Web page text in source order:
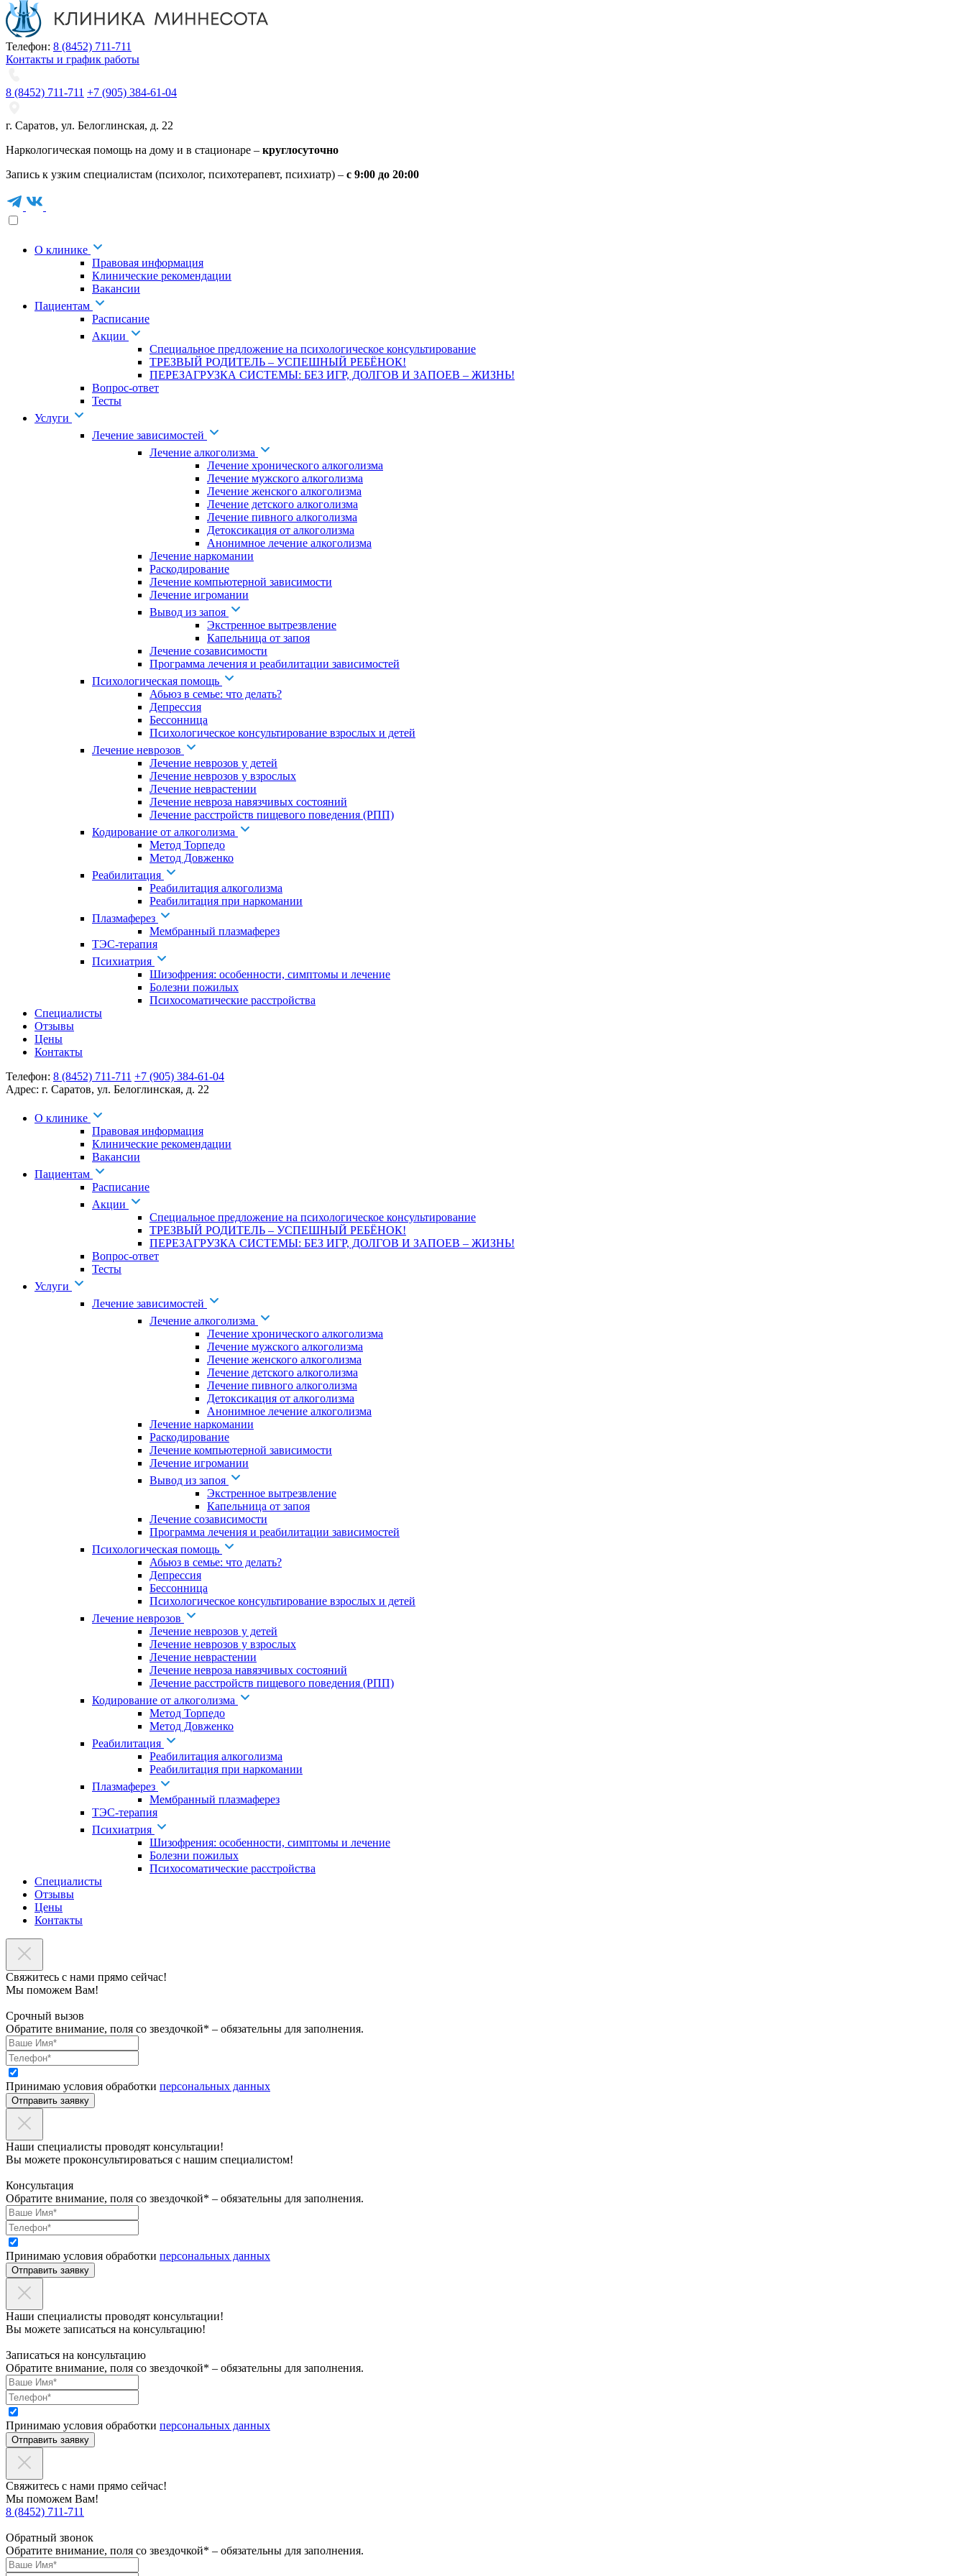
Телефон: 8 (8452) 711-711
Контакты и график работы
8 (8452) 711-711 +7 (905) 384-61-04
г. Саратов, ул. Белоглинская, д. 22
Наркологическая помощь на дому и в стационаре – круглосуточно
Запись к узким специалистам (психолог, психотерапевт, психиатр) – с 9:00 до 20:00
О клинике
Правовая информация
Клинические рекомендации
Вакансии
Пациентам
Расписание
Акции
Специальное предложение на психологическое консультирование
ТРЕЗВЫЙ РОДИТЕЛЬ – УСПЕШНЫЙ РЕБЁНОК!
ПЕРЕЗАГРУЗКА СИСТЕМЫ: БЕЗ ИГР, ДОЛГОВ И ЗАПОЕВ – ЖИЗНЬ!
Вопрос-ответ
Тесты
Услуги
Лечение зависимостей
Лечение алкоголизма
Лечение хронического алкоголизма
Лечение мужского алкоголизма
Лечение женского алкоголизма
Лечение детского алкоголизма
Лечение пивного алкоголизма
Детоксикация от алкоголизма
Анонимное лечение алкоголизма
Лечение наркомании
Раскодирование
Лечение компьютерной зависимости
Лечение игромании
Вывод из запоя
Экстренное вытрезвление
Капельница от запоя
Лечение созависимости
Программа лечения и реабилитации зависимостей
Психологическая помощь
Абьюз в семье: что делать?
Депрессия
Бессонница
Психологическое консультирование взрослых и детей
Лечение неврозов
Лечение неврозов у детей
Лечение неврозов у взрослых
Лечение неврастении
Лечение невроза навязчивых состояний
Лечение расстройств пищевого поведения (РПП)
Кодирование от алкоголизма
Метод Торпедо
Метод Довженко
Реабилитация
Реабилитация алкоголизма
Реабилитация при наркомании
Плазмаферез
Мембранный плазмаферез
ТЭС-терапия
Психиатрия
Шизофрения: особенности, симптомы и лечение
Болезни пожилых
Психосоматические расстройства
Специалисты
Отзывы
Цены
Контакты
Телефон: 8 (8452) 711-711 +7 (905) 384-61-04
Адрес: г. Саратов, ул. Белоглинская, д. 22
О клинике
Правовая информация
Клинические рекомендации
Вакансии
Пациентам
Расписание
Акции
Специальное предложение на психологическое консультирование
ТРЕЗВЫЙ РОДИТЕЛЬ – УСПЕШНЫЙ РЕБЁНОК!
ПЕРЕЗАГРУЗКА СИСТЕМЫ: БЕЗ ИГР, ДОЛГОВ И ЗАПОЕВ – ЖИЗНЬ!
Вопрос-ответ
Тесты
Услуги
Лечение зависимостей
Лечение алкоголизма
Лечение хронического алкоголизма
Лечение мужского алкоголизма
Лечение женского алкоголизма
Лечение детского алкоголизма
Лечение пивного алкоголизма
Детоксикация от алкоголизма
Анонимное лечение алкоголизма
Лечение наркомании
Раскодирование
Лечение компьютерной зависимости
Лечение игромании
Вывод из запоя
Экстренное вытрезвление
Капельница от запоя
Лечение созависимости
Программа лечения и реабилитации зависимостей
Психологическая помощь
Абьюз в семье: что делать?
Депрессия
Бессонница
Психологическое консультирование взрослых и детей
Лечение неврозов
Лечение неврозов у детей
Лечение неврозов у взрослых
Лечение неврастении
Лечение невроза навязчивых состояний
Лечение расстройств пищевого поведения (РПП)
Кодирование от алкоголизма
Метод Торпедо
Метод Довженко
Реабилитация
Реабилитация алкоголизма
Реабилитация при наркомании
Плазмаферез
Мембранный плазмаферез
ТЭС-терапия
Психиатрия
Шизофрения: особенности, симптомы и лечение
Болезни пожилых
Психосоматические расстройства
Специалисты
Отзывы
Цены
Контакты
Свяжитесь с нами прямо сейчас!
Мы поможем Вам!
Срочный вызов
Обратите внимание, поля со звездочкой* – обязательны для заполнения.
Принимаю условия обработки персональных данных
Отправить заявку
Наши специалисты проводят консультации!
Вы можете проконсультироваться с нашим специалистом!
Консультация
Обратите внимание, поля со звездочкой* – обязательны для заполнения.
Принимаю условия обработки персональных данных
Отправить заявку
Наши специалисты проводят консультации!
Вы можете записаться на консультацию!
Записаться на консультацию
Обратите внимание, поля со звездочкой* – обязательны для заполнения.
Принимаю условия обработки персональных данных
Отправить заявку
Свяжитесь с нами прямо сейчас!
Мы поможем Вам!
8 (8452) 711-711
Обратный звонок
Обратите внимание, поля со звездочкой* – обязательны для заполнения.